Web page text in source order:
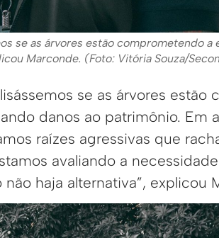
se as árvores estão comprometendo
Marconde. (Foto: Vitória Souza/
se as árvores estão
danos ao patrimônio. Em
raízes agressivas que
avaliando a
haja alternativa”, explicou